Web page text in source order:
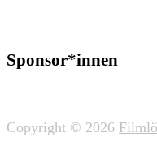
Sponsor*innen
Copyright © 2026